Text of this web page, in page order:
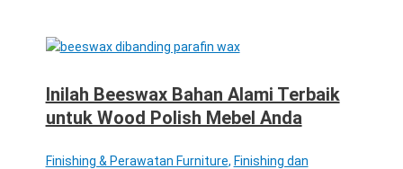
Inilah Beeswax Bahan Alami Terbaik
untuk Wood Polish Mebel Anda
Finishing & Perawatan Furniture, Finishing dan